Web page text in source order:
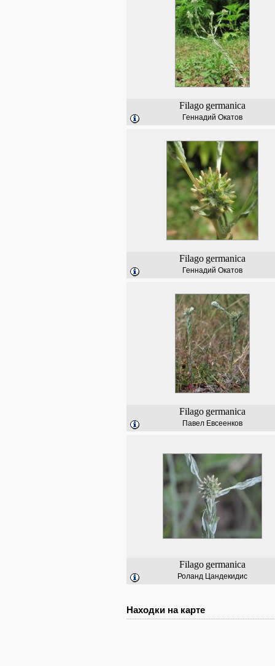
Filago germanica
Геннадий Окатов
Filago germanica
Геннадий Окатов
Filago germanica
Павел Евсеенков
Filago germanica
Роланд Цандекидис
Находки на карте